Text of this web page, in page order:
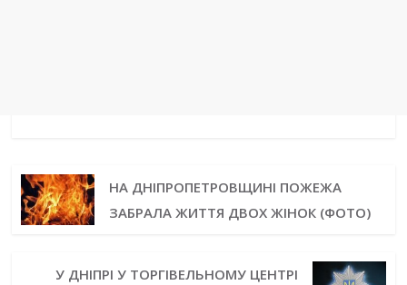
НА ДНІПРОПЕТРОВЩИНІ ПОЖЕЖА
ЗАБРАЛА ЖИТТЯ ДВОХ ЖІНОК (ФОТО)
У ДНІПРІ У ТОРГІВЕЛЬНОМУ ЦЕНТРІ